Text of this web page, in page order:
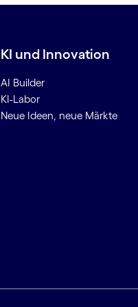
KI und Innovation
AI Builder
KI-Labor
Neue Ideen, neue Märkte